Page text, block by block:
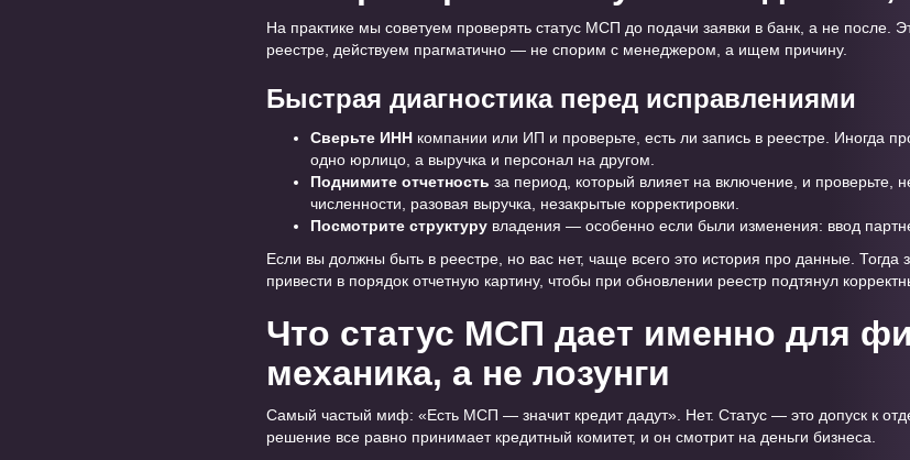
На практике мы советуем проверять статус МСП до подачи заявки в банк, а не после.
реестре, действуем прагматично — не спорим с менеджером, а ищем причину.
Быстрая диагностика перед исправлениями
Сверьте ИНН компании или ИП и проверьте, есть ли запись в реестре. Иногда
одно юрлицо, а выручка и персонал на другом.
Поднимите отчетность за период, который влияет на включение, и проверьте,
численности, разовая выручка, незакрытые корректировки.
Посмотрите структуру владения — особенно если были изменения: ввод
Если вы должны быть в реестре, но вас нет, чаще всего это история про данные. Тогда
привести в порядок отчетную картину, чтобы при обновлении реестр подтянул
Что статус МСП дает именно для
механика, а не лозунги
Самый частый миф: «Есть МСП — значит кредит дадут». Нет. Статус — это допуск к
решение все равно принимает кредитный комитет, и он смотрит на деньги бизнеса.